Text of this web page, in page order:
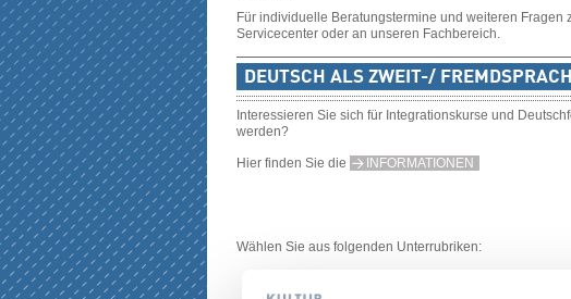
Für individuelle Beratungstermine und weiteren
Servicecenter oder an unseren Fachbereich.
DEUTSCH ALS ZWEIT-/
Interessieren Sie sich für Integrationskurse und
werden?
Hier finden Sie die INFORMATIONEN
Wählen Sie aus folgenden Unterrubriken: